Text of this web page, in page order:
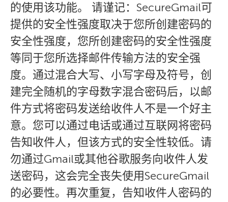
的使用该功能。 请谨记：SecureGmail可
提供的安全性强度取决于您所创建密码的
安全性强度，您所创建密码的安全性强度
等同于您所选择邮件传输方法的安全强
度。通过混合大写、小写字母及符号，创
建完全随机的字母数字混合密码后，以邮
件方式将密码发送给收件人不是一个好主
意。您可以通过电话或通过互联网将密码
告知收件人，但该方式的安全性较低。请
勿通过Gmail或其他谷歌服务向收件人发
送密码，这会完全丧失使用SecureGmail
的必要性。再次重复，告知收件人密码的